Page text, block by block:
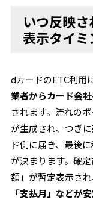
いつ反映
表示タイ
dカードのETC利用
業者からカード会
されます。流れの
が生成され、つぎに
ド側に届き、最後に
が決まります。確
額」が暫定表示さ
「支払月」などが